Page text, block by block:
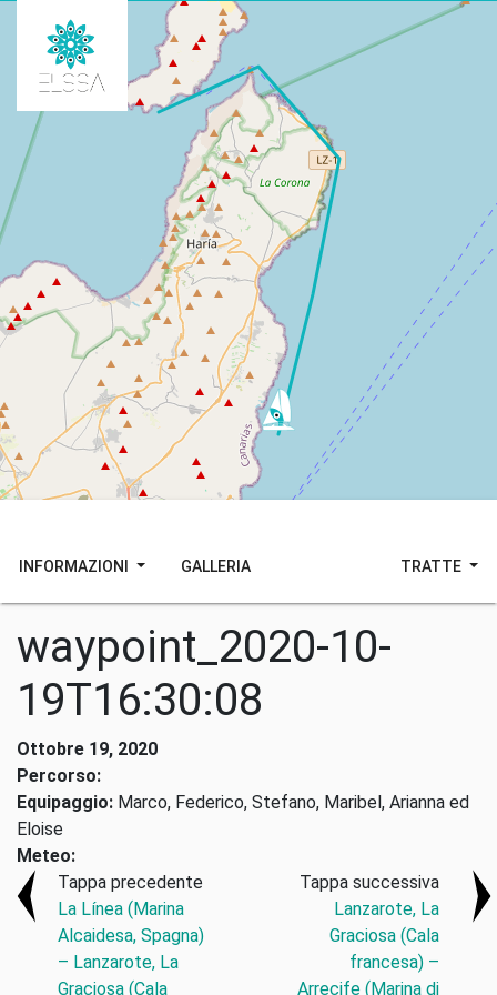
INFORMAZIONI GALLERIA TRATTE
waypoint_2020-10-
19T16:30:08
Ottobre 19, 2020
Percorso:
Equipaggio: Marco, Federico, Stefano, Maribel, Arianna ed
Eloise
Meteo:
Tappa precedente
La Línea (Marina
Alcaidesa, Spagna)
– Lanzarote, La
Graciosa (Cala
Tappa successiva
Lanzarote, La
Graciosa (Cala
francesa) –
Arrecife (Marina di